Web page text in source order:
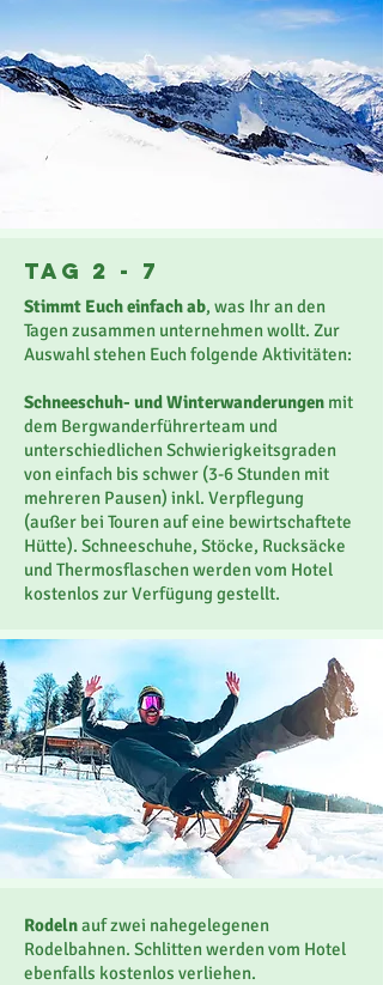
Tag 2 - 7
Stimmt Euch einfach ab, was Ihr an den
Tagen zusammen unternehmen wollt. Zur
Auswahl stehen Euch folgende Aktivitäten:
Schneeschuh- und Winterwanderungen mit
dem Bergwanderführerteam und
unterschiedlichen Schwierigkeitsgraden
von einfach bis schwer (3-6 Stunden mit
mehreren Pausen) inkl. Verpflegung
(außer bei Touren auf eine bewirtschaftete
Hütte). Schneeschuhe, Stöcke, Rucksäcke
und Thermosflaschen werden vom Hotel
kostenlos zur Verfügung gestellt.
Rodelnauf zwei nahegelegenen
Rodelbahnen. Schlitten werden vom Hotel
ebenfalls kostenlos verliehen.